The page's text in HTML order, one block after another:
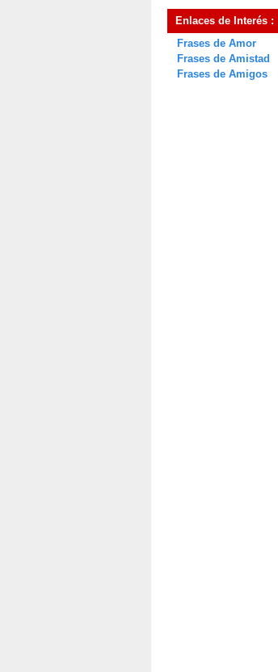
Enlaces de Interés :
Frases de Amor
Frases de Amistad
Frases de Amigos